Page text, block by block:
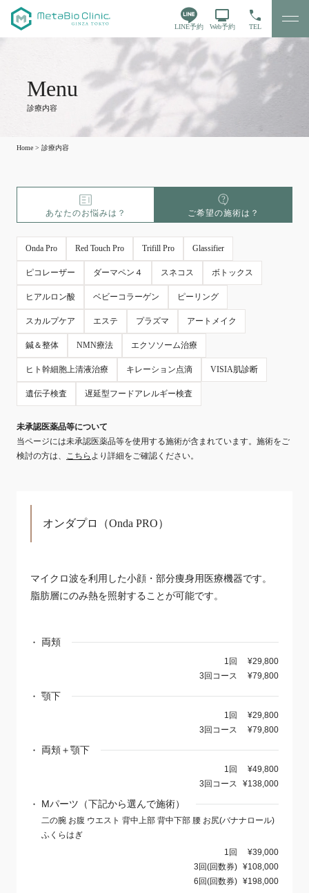
LINE予約 Web予約 TEL
診療内容
Home > 診療内容
あなたのお悩みは？ ご希望の施術は？
Onda Pro Red Touch Pro Trifill Pro Glassifier
ピコレーザー ダーマペン４ スネコス ボトックス
ヒアルロン酸 ベビーコラーゲン ピーリング
スカルプケア エステ プラズマ アートメイク
鍼＆整体 NMN療法 エクソソーム治療
ヒト幹細胞上清液治療 キレーション点滴 VISIA肌診断
遺伝子検査 遅延型フードアレルギー検査
未承認医薬品等について
当ページには未承認医薬品等を使用する施術が含まれています。施術をご
検討の方は、 こちら より詳細をご確認ください。
オンダプロ（Onda PRO）
マイクロ波を利用した小顔・部分痩身用医療機器です。
脂肪層にのみ熱を照射することが可能です。
両頬
1回
¥29,800
3回コース
¥79,800
顎下
1回
¥29,800
3回コース
¥79,800
両頬＋顎下
1回
¥49,800
3回コース
¥138,000
Mパーツ（下記から選んで施術）
二の腕 お腹 ウエスト 背中上部 背中下部 腰 お尻(バナナロール)
ふくらはぎ
1回
¥39,000
3回(回数券) ¥108,000
6回(回数券) ¥198,000